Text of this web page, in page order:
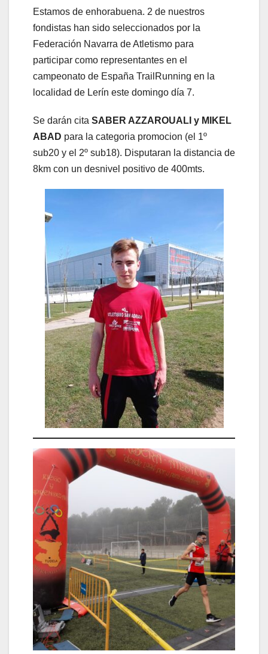
Estamos de enhorabuena. 2 de nuestros
fondistas han sido seleccionados por la
Federación Navarra de Atletismo para
participar como representantes en el
campeonato de España TrailRunning en la
localidad de Lerín este domingo día 7.
Se darán cita SABER AZZAROUALI y MIKEL
ABAD para la categoria promocion (el 1º
sub20 y el 2º sub18). Disputaran la distancia de
8km con un desnivel positivo de 400mts.